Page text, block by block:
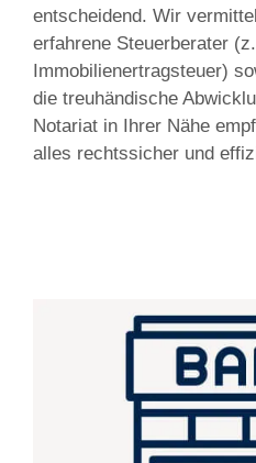
entscheidend. Wir
erfahrene Steuerberater
Immobilienertragsteuer)
die treuhändische
Notariat in Ihrer Nähe
alles rechtssicher und